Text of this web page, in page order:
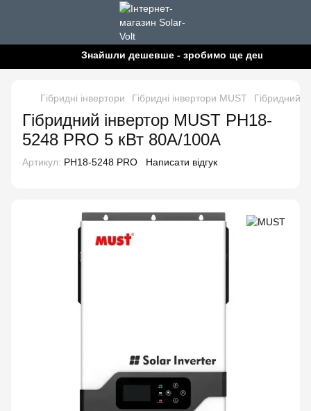
Знайшли дешевше - зробимо ще дешевше!
Гібридні інвертори Гібридні інвертори MUST Гібридний
Гібридний інвертор MUST PH18-
5248 PRO 5 кВт 80A/100А
Артикул: PH18-5248 PRO Написати відгук